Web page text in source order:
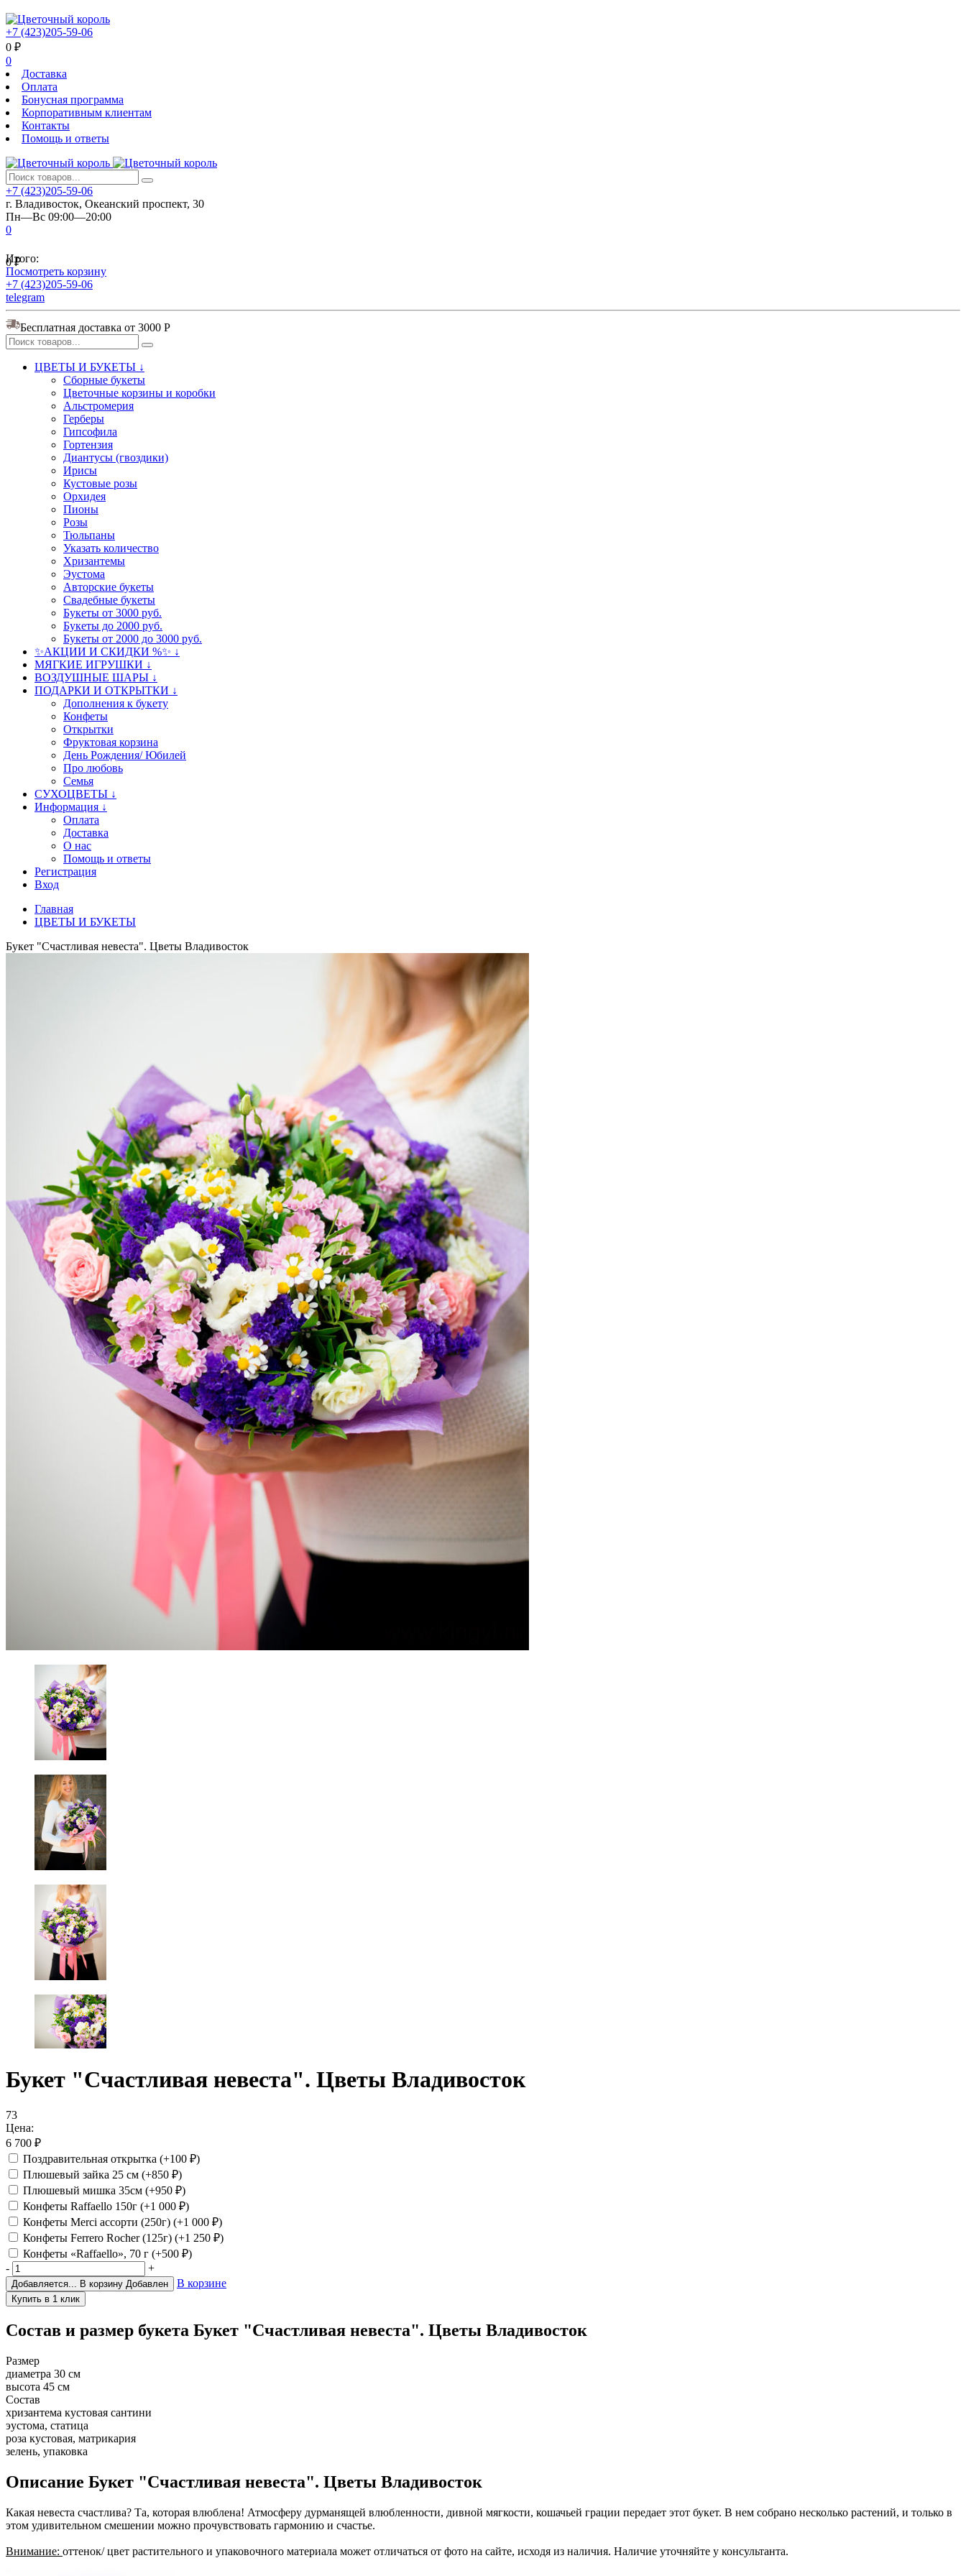
+7 (423)205-59-06
0 ₽
0
Доставка
Оплата
Бонусная программа
Корпоративным клиентам
Контакты
Помощь и ответы
+7 (423)205-59-06
г. Владивосток, Океанский проспект, 30
Пн—Вс 09:00—20:00
0
0₽
Итого:
Посмотреть корзину
+7 (423)205-59-06
telegram
Бесплатная доставка от 3000 Р
ЦВЕТЫ И БУКЕТЫ ↓
Сборные букеты
Цветочные корзины и коробки
Альстромерия
Герберы
Гипсофила
Гортензия​
Диантусы (гвоздики)
Ирисы
Кустовые розы
Орхидея
Пионы
Розы
Тюльпаны
Указать количество
Хризантемы
Эустома
Авторские букеты
Свадебные букеты
Букеты от 3000 руб.
Букеты до 2000 руб.
Букеты от 2000 до 3000 руб.
✨АКЦИИ И СКИДКИ %✨ ↓
МЯГКИЕ ИГРУШКИ ↓
ВОЗДУШНЫЕ ШАРЫ ↓
ПОДАРКИ И ОТКРЫТКИ ↓
Дополнения к букету
Конфеты
Открытки
Фруктовая корзина
День Рождения/ Юбилей
Про любовь
Семья
СУХОЦВЕТЫ ↓
Информация ↓
Оплата
Доставка
О нас
Помощь и ответы
Регистрация
Вход
Главная
ЦВЕТЫ И БУКЕТЫ
Букет "Счастливая невеста". Цветы Владивосток
Букет "Счастливая невеста". Цветы Владивосток
73
Цена:
6 700 ₽
Поздравительная открытка (+100 ₽)
Плюшевый зайка 25 см (+850 ₽)
Плюшевый мишка 35см (+950 ₽)
Конфеты Raffaello 150г (+1 000 ₽)
Конфеты Merci ассорти (250г) (+1 000 ₽)
Конфеты Ferrero Rocher (125г) (+1 250 ₽)
Конфеты «Raffaello», 70 г (+500 ₽)
-
+
Добавляется... В корзину Добавлен В корзине
Состав и размер букета Букет "Счастливая невеста". Цветы Владивосток
Размер
диаметра 30 см
высота 45 см
Состав
хризантема кустовая сантини
эустома, статица
роза кустовая, матрикария
зелень, упаковка
Описание Букет "Счастливая невеста". Цветы Владивосток
Какая невеста счастлива? Та, которая влюблена! Атмосферу дурманящей влюбленности, дивной мягкости, кошачьей грации передает этот букет. В нем собрано несколько растений, и только в
этом удивительном смешении можно прочувствовать гармонию и счастье.
Внимание: оттенок/ цвет растительного и упаковочного материала может отличаться от фото на сайте, исходя из наличия. Наличие уточняйте у консультанта.